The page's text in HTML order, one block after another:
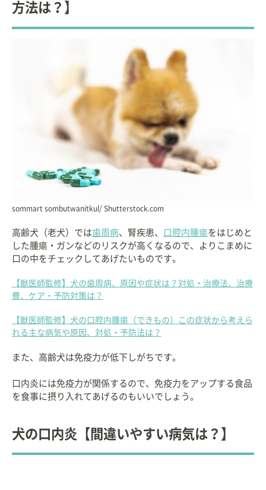
方法は？】
sommart sombutwanitkul/ Shutterstock.com
高齢犬（老犬）では歯周病、腎疾患、 口腔内腫瘍をはじめと
した腫瘍・ガンなどのリスクが高くなるので、よりこまめに
口の中をチェックしてあげたいものです。
【獣医師監修】犬の歯周病、原因や症状は？対処・治療法、治療
費、ケア・予防対策は？
【獣医師監修】犬の口腔内腫瘍（できもの）この症状から考えら
れる主な病気や原因、対処・予防法は？
また、高齢犬は免疫力が低下しがちです。
口内炎には免疫力が関係するので、免疫力をアップする食品
を食事に摂り入れてあげるのもいいでしょう。
犬の口内炎【間違いやすい病気は？】